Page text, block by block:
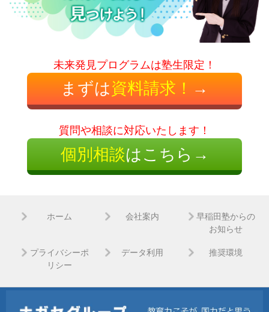
未来発見プログラムは塾生限定！
まずは資料請求！ →
質問や相談に対応いたします！
個別相談はこちら→
ホーム 会社案内
早稲田塾からの
お知らせ
プライバシーポ
リシー
データ利用 推奨環境